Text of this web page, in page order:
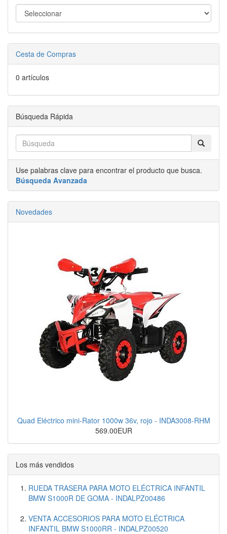
Cesta de Compras
0 artículos
Búsqueda Rápida
Use palabras clave para encontrar el producto que busca.
Búsqueda Avanzada
Novedades
Quad Eléctrico mini-Rator 1000w 36v, rojo - INDA3008-RHM
569.00EUR
Los más vendidos
RUEDA TRASERA PARA MOTO ELÉCTRICA INFANTIL
BMW S1000R DE GOMA - INDALPZ00486
VENTA ACCESORIOS PARA MOTO ELÉCTRICA
INFANTIL BMW S1000RR - INDALPZ00520